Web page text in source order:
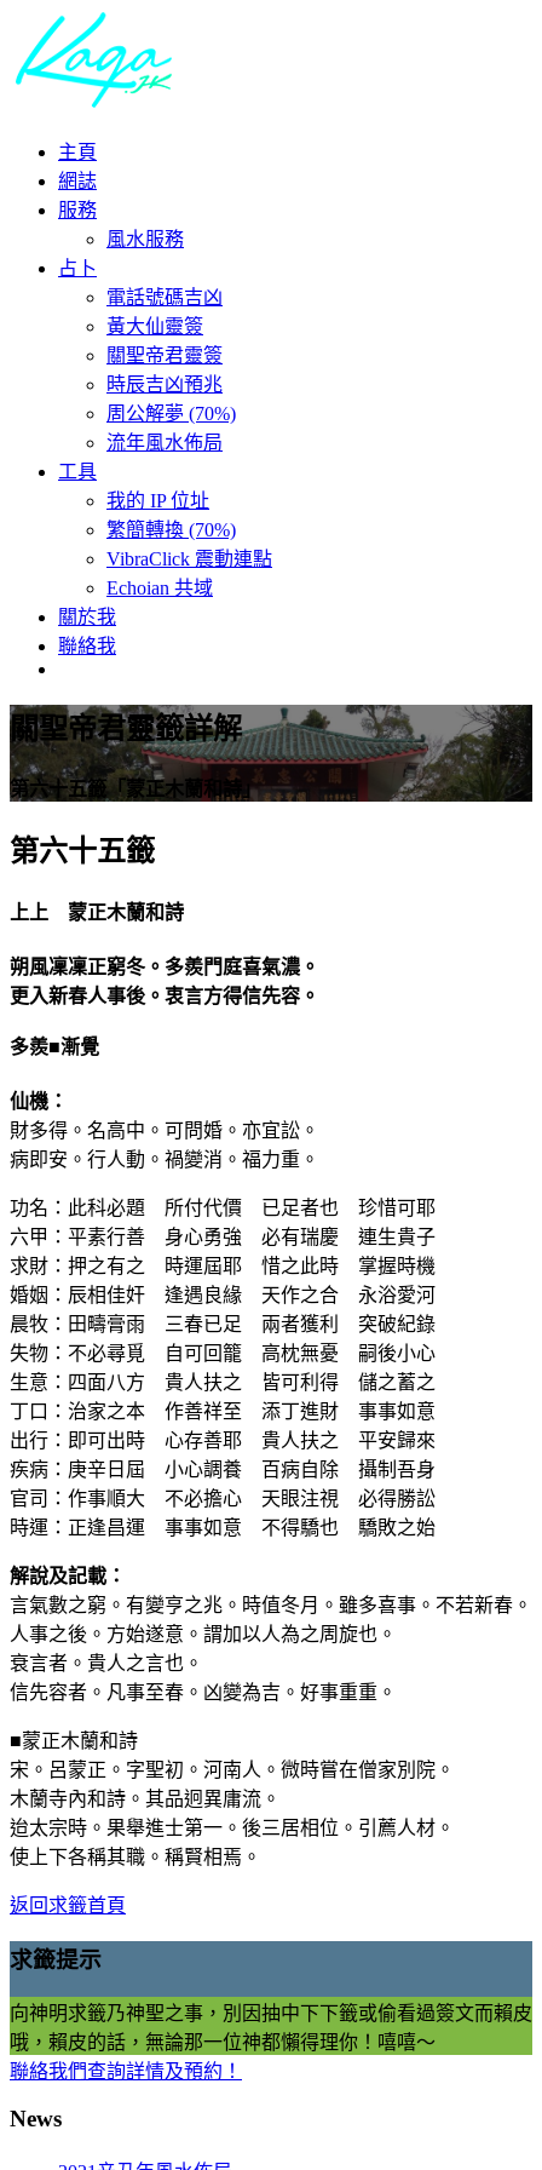
主頁
網誌
服務
風水服務
占卜
電話號碼吉凶
黃大仙靈簽
關聖帝君靈簽
時辰吉凶預兆
周公解夢 (70%)
流年風水佈局
工具
我的 IP 位址
繁簡轉換 (70%)
VibraClick 震動連點
Echoian 共域
關於我
聯絡我
關聖帝君靈籤詳解
第六十五籤「蒙正木蘭和詩」
第六十五籤
上上 蒙正木蘭和詩
朔風凜凜正窮冬。多羨門庭喜氣濃。
更入新春人事後。衷言方得信先容。
多羨■漸覺
仙機：
財多得。名高中。可問婚。亦宜訟。
病即安。行人動。禍變消。福力重。
功名：此科必題 所付代價 已足者也 珍惜可耶
六甲：平素行善 身心勇強 必有瑞慶 連生貴子
求財：押之有之 時運屆耶 惜之此時 掌握時機
婚姻：辰相佳奸 逢遇良緣 天作之合 永浴愛河
晨牧：田疇膏雨 三春已足 兩者獲利 突破紀錄
失物：不必尋覓 自可回籠 高枕無憂 嗣後小心
生意：四面八方 貴人扶之 皆可利得 儲之蓄之
丁口：治家之本 作善祥至 添丁進財 事事如意
出行：即可出時 心存善耶 貴人扶之 平安歸來
疾病：庚辛日屆 小心調養 百病自除 攝制吾身
官司：作事順大 不必擔心 天眼注視 必得勝訟
時運：正逢昌運 事事如意 不得驕也 驕敗之始
解說及記載：
言氣數之窮。有變亨之兆。時值冬月。雖多喜事。不若新春。
人事之後。方始遂意。謂加以人為之周旋也。
衰言者。貴人之言也。
信先容者。凡事至春。凶變為吉。好事重重。
■蒙正木蘭和詩
宋。呂蒙正。字聖初。河南人。微時嘗在僧家別院。
木蘭寺內和詩。其品迥異庸流。
迨太宗時。果舉進士第一。後三居相位。引薦人材。
使上下各稱其職。稱賢相焉。
返回求籤首頁
求籤提示
向神明求籤乃神聖之事，別因抽中下下籤或偷看過簽文而賴皮
哦，賴皮的話，無論那一位神都懶得理你！嘻嘻～
聯絡我們查詢詳情及預約！
News